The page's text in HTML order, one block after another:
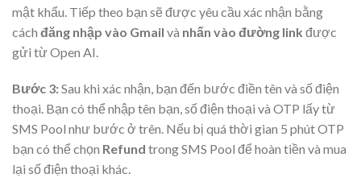
mật khẩu. Tiếp theo bạn sẽ được yêu cầu xác nhận bằng
cách đăng nhập vào Gmail và nhấn vào đường link được
gửi từ Open AI.
Bước 3:Sau khi xác nhận, bạn đến bước điền tên và số điện
thoại. Bạn có thể nhập tên bạn, số điện thoại và OTP lấy từ
SMS Pool như bước ở trên. Nếu bị quá thời gian 5 phút OTP
bạn có thể chọn Refund trong SMS Pool để hoàn tiền và mua
lại số điện thoại khác.